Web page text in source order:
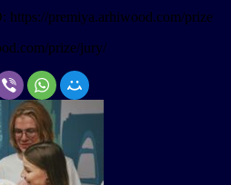
premiya.arhiwood.com/prize
prize/jury/